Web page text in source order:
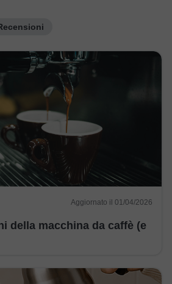
Aggiornato il 01/04/2026
della macchina da caffè (e